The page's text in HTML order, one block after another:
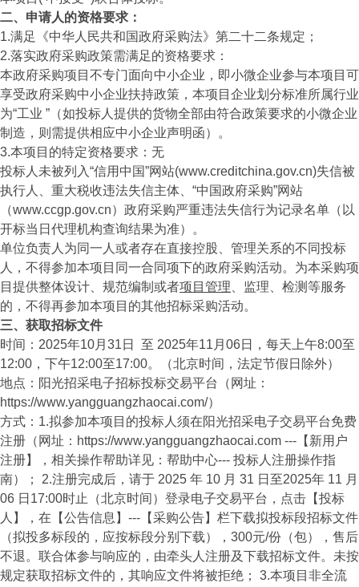
二、申请人的资格要求：
1.满足《中华人民共和国政府采购法》第二十二条规定；
2.落实政府采购政策需满足的资格要求：
本政府采购项目不专门面向中小企业，即小微企业参与本项目可
享受政府采购中小企业扶持政策，本项目企业划分标准所属行业
为“工业 ”（如投标人提供的货物全部由符合政策要求的小微企业
制造，则需提供相应中小企业声明函）。
3.本项目的特定资格要求：无
投标人未被列入“信用中国”网站(www.creditchina.gov.cn)失信被
执行人、重大税收违法失信主体、“中国政府采购”网站
（www.ccgp.gov.cn）政府采购严重违法失信行为记录名单（以
开标当日代理机构查询结果为准）。
单位负责人为同一人或者存在直接控股、管理关系的不同投标
人，不得参加本项目同一合同项下的政府采购活动。为本采购项
目提供整体设计、规范编制或者项目管理 、监理、检测等服务
的，不得再参加本项目的其他招标采购活动。
三、获取招标文件
时间：2025年10月31日 至 2025年11月06日，每天上午8:00至
12:00，下午12:00至17:00。（北京时间，法定节假日除外）
地点：阳光招采电子招标投标交易平台（网址：
https://www.yangguangzhaocai.com/）
方式：1.拟参加本项目的投标人须在阳光招采电子交易平台免费
注册（网址：https://www.yangguangzhaocai.com ---【新用户
注册】，相关操作帮助详见：帮助中心--- 投标人注册操作指
南）； 2.注册完成后，请于 2025 年 10 月 31 日至2025年 11 月
06 日17:00时止（北京时间）登录电子交易平台，点击【投标
人】，在【公告信息】---【采购公告】栏下载拟投标段招标文件
（拟投多标段的，应按标段分别下载），300元/份（包），售后
不退。联合体参与响应的，由牵头人注册及下载招标文件。未按
规定获取招标文件的，其响应文件将被拒绝； 3.本项目非全流